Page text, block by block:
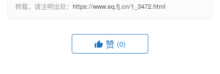
转载，请注明出处： https://www.eq.fj.cn/1_3472.html
赞 (0)